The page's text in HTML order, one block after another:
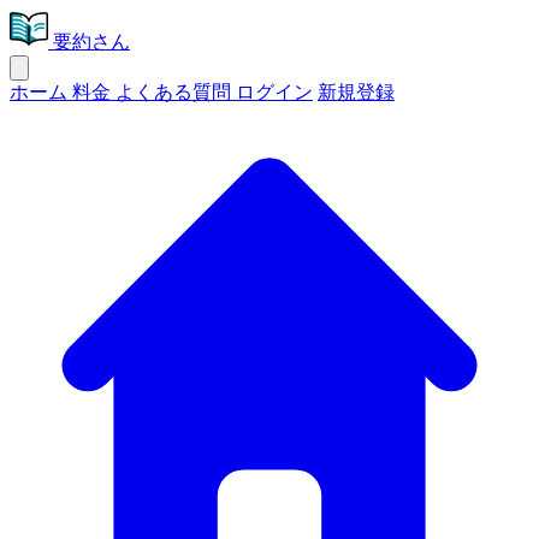
要約さん
ホーム 料金 よくある質問 ログイン 新規登録